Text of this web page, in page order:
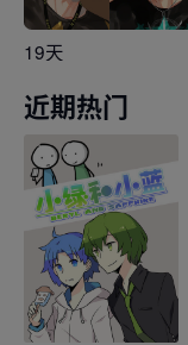
19天
近期热门